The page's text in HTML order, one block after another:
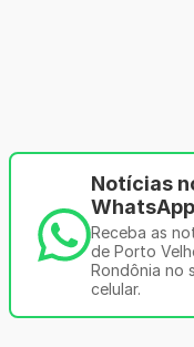
Notícias
WhatsApp
Receba as
de Porto
Rondônia no
celular.